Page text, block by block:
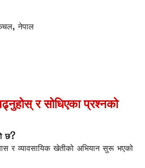
नेपाल
र सोधिएका प्रश्नको
छ?
र व्यावसायिक खेतीको अभियान सुरू भएको